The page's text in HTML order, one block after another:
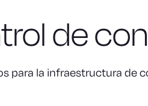
de
para la infraestructura de